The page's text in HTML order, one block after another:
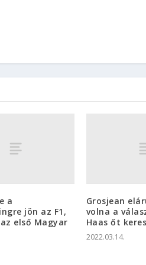
a
jön az F1,
első Magyar
Grosjean
volna a
Haas őt
2022.03.14.